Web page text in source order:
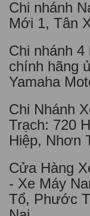
Chi nhánh
Mới 1, Tân
Chi nhánh 4
chính hãng
Yamaha
Chi Nhánh
Trạch: 720
Hiệp, Nhơn
Cửa Hàng
- Xe Máy
Tổ, Phước